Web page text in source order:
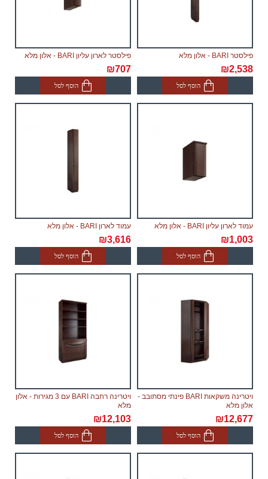
פילסטר BARI - אלון מלא
₪2,538
הוסף לסל
פילסטר לארון עליון BARI - אלון מלא
₪707
הוסף לסל
עמוד לארון עליון BARI - אלון מלא
₪1,003
הוסף לסל
עמוד לארון BARI - אלון מלא
₪3,616
הוסף לסל
ויטרינה משקאות BARI פינתי מסתובב -
אלון מלא
₪12,677
הוסף לסל
ויטרינה רחבה BARI עם 3 מגירות - אלון
מלא
₪12,103
הוסף לסל